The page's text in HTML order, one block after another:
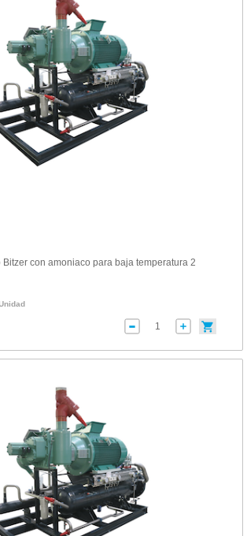
con amoniaco para baja temperatura 2